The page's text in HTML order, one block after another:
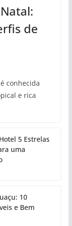
de
conhecida
e rica
5 Estrelas
uma
10
e Bem